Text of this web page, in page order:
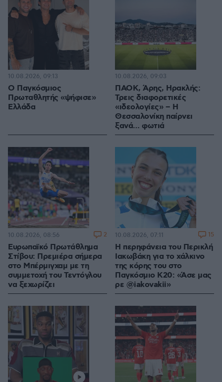
Ο Παγκόσμιος
Πρωταθλητής «ψήφισε»
Ελλάδα
10.08.2026, 09:13
ΠΑΟΚ, Άρης, Ηρακλής:
Τρεις διαφορετικές
«ιδεολογίες» – Η
Θεσσαλονίκη παίρνει
ξανά… φωτιά
10.08.2026, 09:03
Ευρωπαϊκό Πρωτάθλημα
Στίβου: Πρεμιέρα σήμερα
στο Μπέρμιγχαμ με τη
συμμετοχή του Τεντόγλου
να ξεχωρίζει
10.08.2026, 08:56 2
Η περηφάνεια του Περικλή
Ιακωβάκη για το χάλκινο
της κόρης του στο
Παγκόσμιο Κ20: «Άσε μας
ρε @iakovakii»
10.08.2026, 07:11 15